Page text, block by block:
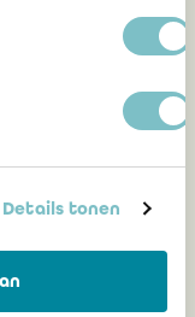
Details tonen